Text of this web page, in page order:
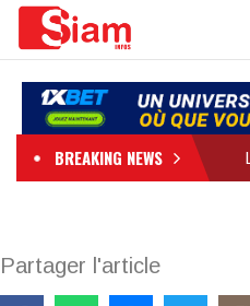
BREAKING NEWS
Partager l'article